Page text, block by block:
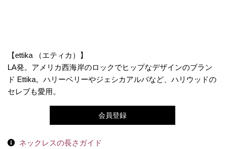
【ettika （エティカ）】
LA発。アメリカ西海岸のロックでヒップなデザインのブラン
ド Ettika。ハリーベリーやジェシカアルバなど、ハリウッドの
セレブも愛用。
会員登録
ネックレスの長さガイド